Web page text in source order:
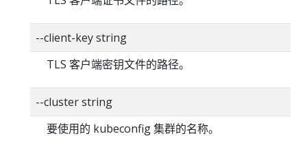
--client-key string
TLS 客户端密钥文件的路径。
--cluster string
要使用的 kubeconfig 集群的名称。